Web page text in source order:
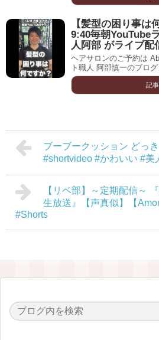
【髪型の困り事は
9:40毎朝YouTube
人阿部 がライブ配
ヘアサロンのご予約は
ト職人 阿部慎一のブロ
記
ブーブークッション どっ
#shortvideo #かわいい #美
【リベ部】～定期配信～
生放送』【声真似】【
#Shorts